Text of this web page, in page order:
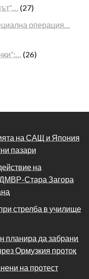
(27)
операция…
(26)
на САЩ и Япония
пазари
на
Стара Загора
стрелба в училище
планира да забрани
Ормузкия проток
на протест